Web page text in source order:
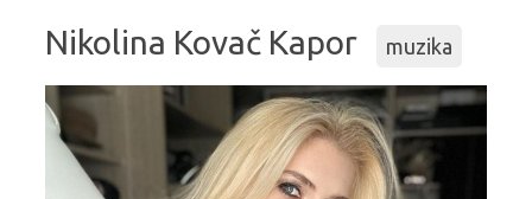
Nikolina Kovač Kapor muzika